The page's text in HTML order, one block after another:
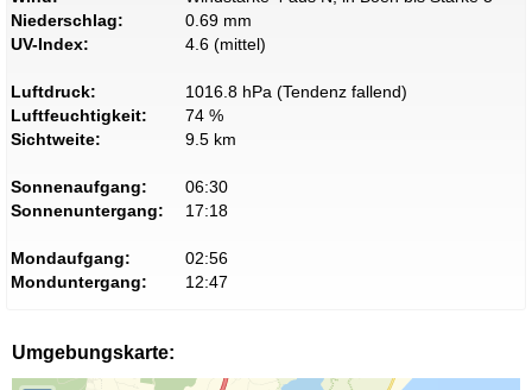
Niederschlag:
0.69 mm
UV-Index:
4.6 (mittel)
Luftdruck:
1016.8 hPa (Tendenz fallend)
Luftfeuchtigkeit:
74 %
Sichtweite:
9.5 km
Sonnenaufgang:
06:30
Sonnenuntergang:
17:18
Mondaufgang:
02:56
Monduntergang:
12:47
Umgebungskarte: